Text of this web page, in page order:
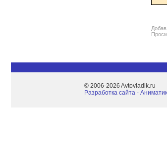
© 2006-2026 Avtovladik.ru
Разработка сайта -